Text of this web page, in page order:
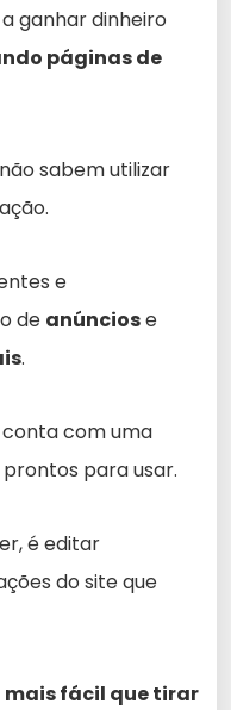
ganhar dinheiro
páginas de
sabem utilizar
e
de anúnciose
.
conta com uma
para usar.
é editar
do site que
mais fácil que tirar